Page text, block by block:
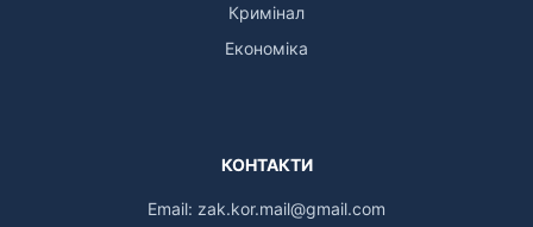
Кримінал
Економіка
КОНТАКТИ
Email: zak.kor.mail@gmail.com